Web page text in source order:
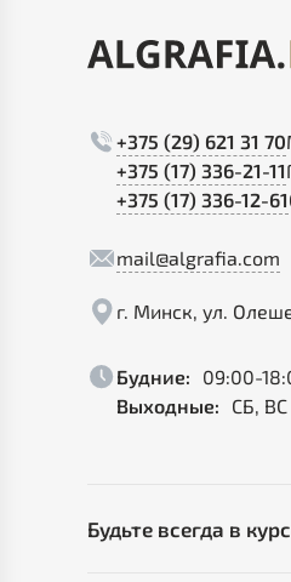
+375 (29) 621 31 70
+375 (17) 336-21-11
+375 (17) 336-12-61
mail@algrafia.com
г. Минск, ул.
Будние:
09:00-
Выходные:
СБ, ВС
Будьте всегда в